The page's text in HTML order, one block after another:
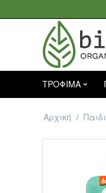
ΤΡΟΦΙΜΑ
Αρχική /